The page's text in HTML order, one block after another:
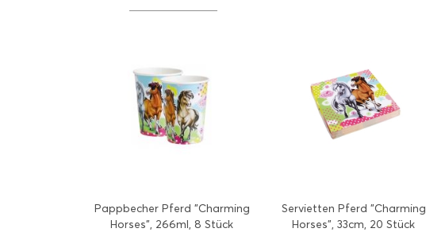
Pappbecher Pferd "Charming
Horses", 266ml, 8 Stück
Servietten Pferd "Charming
Horses", 33cm, 20 Stück